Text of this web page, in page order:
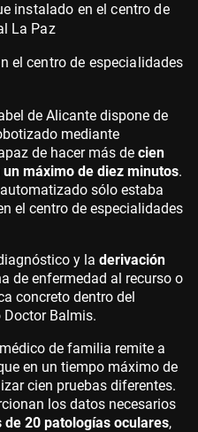
instalado en el centro de
La Paz
el centro de especialidades
de Alicante dispone de
mediante
de hacer más de cien
máximo de diez minutos.
sólo estaba
el centro de especialidades
y la derivación
de enfermedad al recurso o
concreto dentro del
Doctor Balmis.
de familia remite a
en un tiempo máximo de
cien pruebas diferentes.
los datos necesarios
de 20 patologías oculares,